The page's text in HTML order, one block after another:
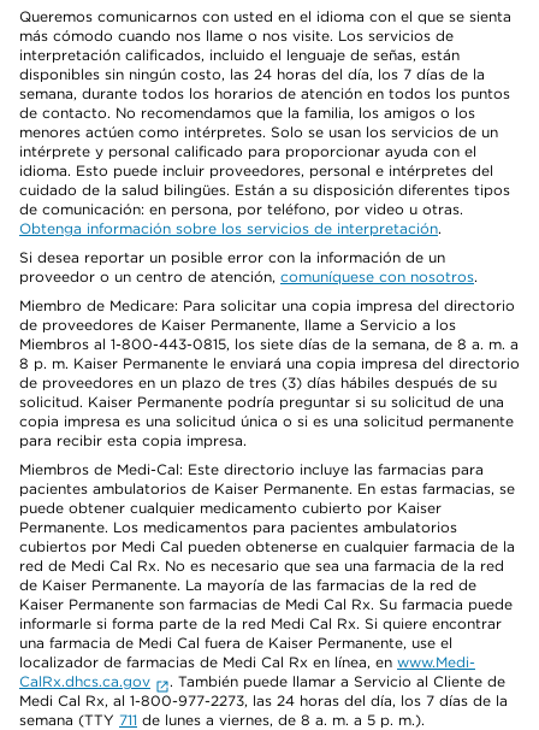
Queremos comunicarnos con usted en el idioma con el que se sienta
más cómodo cuando nos llame o nos visite. Los servicios de
interpretación calificados, incluido el lenguaje de señas, están
disponibles sin ningún costo, las 24 horas del día, los 7 días de la
semana, durante todos los horarios de atención en todos los puntos
de contacto. No recomendamos que la familia, los amigos o los
menores actúen como intérpretes. Solo se usan los servicios de un
intérprete y personal calificado para proporcionar ayuda con el
idioma. Esto puede incluir proveedores, personal e intérpretes del
cuidado de la salud bilingües. Están a su disposición diferentes tipos
de comunicación: en persona, por teléfono, por video u otras.
Obtenga información sobre los servicios de interpretación.
Si desea reportar un posible error con la información de un
proveedor o un centro de atención, comuníquese con nosotros.
Miembro de Medicare: Para solicitar una copia impresa del directorio
de proveedores de Kaiser Permanente, llame a Servicio a los
Miembros al 1-800-443-0815, los siete días de la semana, de 8 a. m. a
8 p. m. Kaiser Permanente le enviará una copia impresa del directorio
de proveedores en un plazo de tres (3) días hábiles después de su
solicitud. Kaiser Permanente podría preguntar si su solicitud de una
copia impresa es una solicitud única o si es una solicitud permanente
para recibir esta copia impresa.
Miembros de Medi-Cal: Este directorio incluye las farmacias para
pacientes ambulatorios de Kaiser Permanente. En estas farmacias, se
puede obtener cualquier medicamento cubierto por Kaiser
Permanente. Los medicamentos para pacientes ambulatorios
cubiertos por Medi Cal pueden obtenerse en cualquier farmacia de la
red de Medi Cal Rx. No es necesario que sea una farmacia de la red
de Kaiser Permanente. La mayoría de las farmacias de la red de
Kaiser Permanente son farmacias de Medi Cal Rx. Su farmacia puede
informarle si forma parte de la red Medi Cal Rx. Si quiere encontrar
una farmacia de Medi Cal fuera de Kaiser Permanente, use el
localizador de farmacias de Medi Cal Rx en línea, en www.Medi-
CalRx.dhcs.ca.gov
. También puede llamar a Servicio al Cliente de
Medi Cal Rx, al 1-800-977-2273, las 24 horas del día, los 7 días de la
semana (TTY 711 de lunes a viernes, de 8 a. m. a 5 p. m.).